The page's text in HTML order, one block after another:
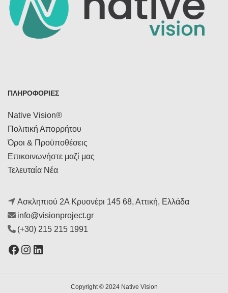
ΠΛΗΡΟΦΟΡΙΕΣ
Native Vision®
Πολιτική Απορρήτου
Όροι & Προϋποθέσεις
Επικοινωνήστε μαζί μας
Τελευταία Νέα
Ασκληπιού 2Α Κρυονέρι 145 68, Αττική, Ελλάδα
info@visionproject.gr
(+30) 215 215 1991
Facebook
Instagram
Linkedin
Copyright © 2024 Native Vision